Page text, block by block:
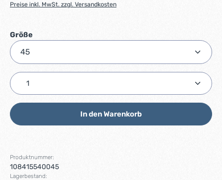
Preise inkl. MwSt. zzgl. Versandkosten
Größeauswählen
Produkt Anzahl: Gib den gewünschten Wert ein
In den Warenkorb
Produktnummer:
108415540045
Lagerbestand: